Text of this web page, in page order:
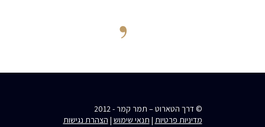
’
© דרך הטארוט – תמר קמר - 2012
מדיניות פרטיות | תנאי שימוש | הצהרת נגישות